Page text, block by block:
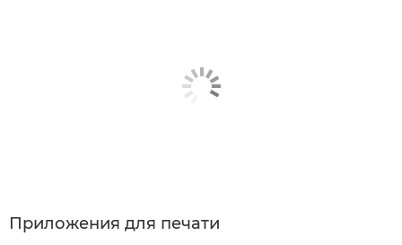
Приложения для печати